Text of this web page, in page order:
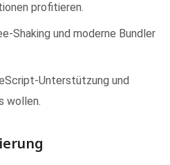
profitieren.
Shaking und moderne Bundler
Unterstützung und
wollen.